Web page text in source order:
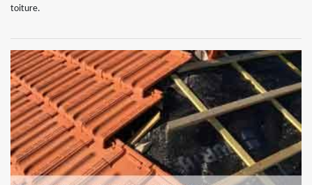
toiture.